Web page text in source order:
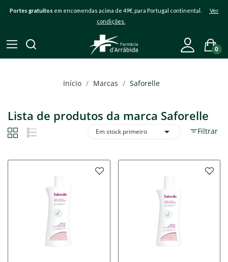
Portes gratuitos em encomendas acima de 49€, para Portugal continental. Ver
condições.
0
Início Marcas Saforelle
Lista de produtos da marca Saforelle
Filtrar
Em stock primeiro 